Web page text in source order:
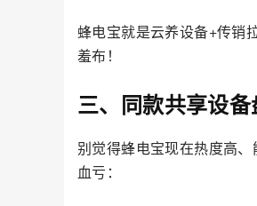
蜂电宝就是云养设备+传销
羞布！
三、同款共享设
别觉得蜂电宝现在热度高
血亏：